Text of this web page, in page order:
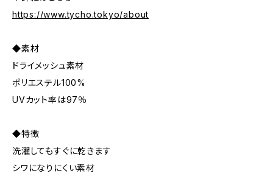
https://www.tycho.tokyo/about
◆素材
ドライメッシュ素材
ポリエステル100%
UVカット率は97％
◆特徴
洗濯してもすぐに乾きます
シワになりにくい素材